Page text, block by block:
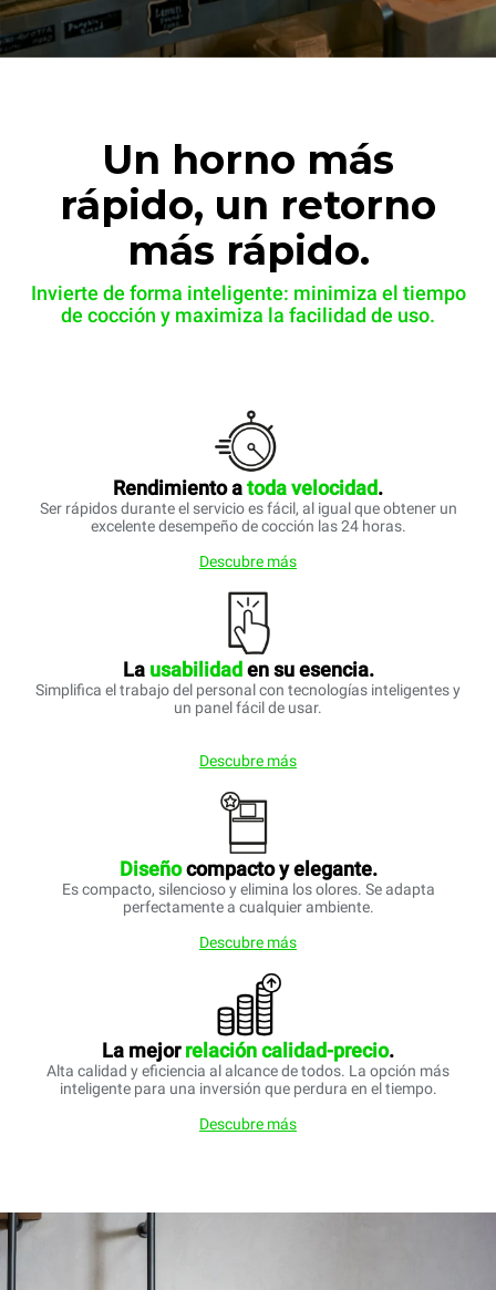
Un horno más
rápido, un retorno
más rápido.
Invierte de forma inteligente: minimiza el tiempo
de cocción y maximiza la facilidad de uso.
Rendimiento atodavelocidad.
Ser rápidos durante el servicio es fácil, al igual que obtener un
excelente desempeño de cocción las 24 horas.
Descubre más
La usabilidad en su esencia.
Simplifica el trabajo del personal con tecnologías inteligentes y
un panel fácil de usar.
Descubre más
Diseñocompacto y elegante.
Es compacto, silencioso y elimina los olores. Se adapta
perfectamente a cualquier ambiente.
Descubre más
La mejor relación calidad-precio.
Alta calidad y eficiencia al alcance de todos. La opción más
inteligente para una inversión que perdura en el tiempo.
Descubre más